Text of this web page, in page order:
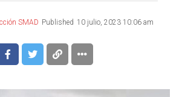
SMAD Published 10 julio, 2023 10:06 am